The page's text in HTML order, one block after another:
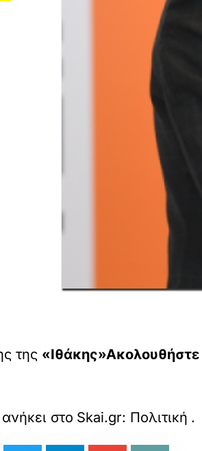
της
ithaki-tsipra-epomenos-
ανήκει στο Skai.gr: Πολιτική .